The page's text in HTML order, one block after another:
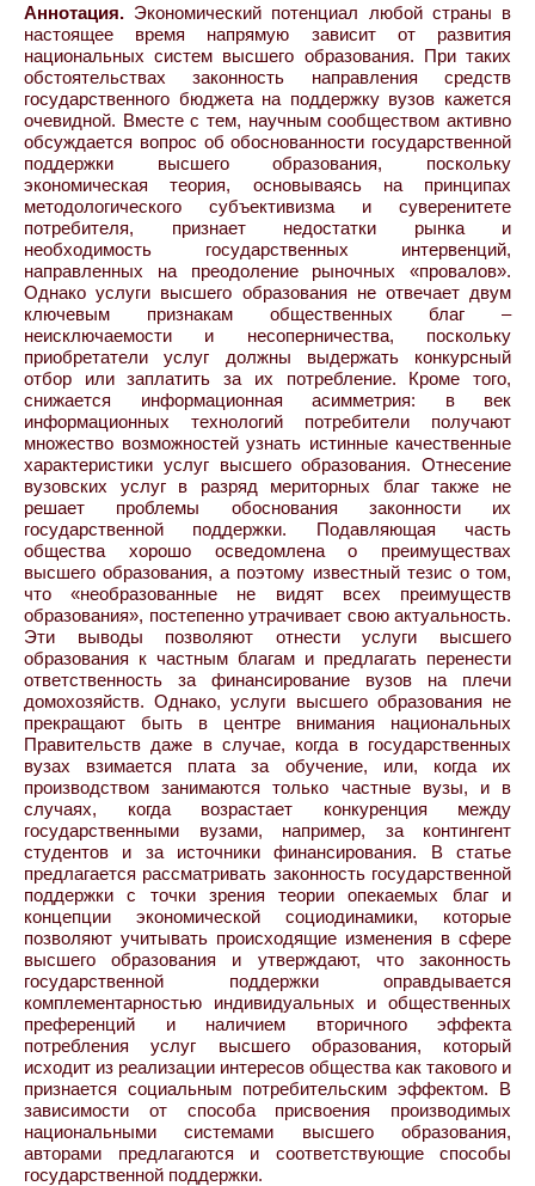
Аннотация. Экономический потенциал любой страны в
настоящее время напрямую зависит от развития
национальных систем высшего образования. При таких
обстоятельствах законность направления средств
государственного бюджета на поддержку вузов кажется
очевидной. Вместе с тем, научным сообществом активно
обсуждается вопрос об обоснованности государственной
поддержки высшего образования, поскольку
экономическая теория, основываясь на принципах
методологического субъективизма и суверенитете
потребителя, признает недостатки рынка и
необходимость государственных интервенций,
направленных на преодоление рыночных «провалов».
Однако услуги высшего образования не отвечает двум
ключевым признакам общественных благ –
неисключаемости и несоперничества, поскольку
приобретатели услуг должны выдержать конкурсный
отбор или заплатить за их потребление. Кроме того,
снижается информационная асимметрия: в век
информационных технологий потребители получают
множество возможностей узнать истинные качественные
характеристики услуг высшего образования. Отнесение
вузовских услуг в разряд мериторных благ также не
решает проблемы обоснования законности их
государственной поддержки. Подавляющая часть
общества хорошо осведомлена о преимуществах
высшего образования, а поэтому известный тезис о том,
что «необразованные не видят всех преимуществ
образования», постепенно утрачивает свою актуальность.
Эти выводы позволяют отнести услуги высшего
образования к частным благам и предлагать перенести
ответственность за финансирование вузов на плечи
домохозяйств. Однако, услуги высшего образования не
прекращают быть в центре внимания национальных
Правительств даже в случае, когда в государственных
вузах взимается плата за обучение, или, когда их
производством занимаются только частные вузы, и в
случаях, когда возрастает конкуренция между
государственными вузами, например, за контингент
студентов и за источники финансирования. В статье
предлагается рассматривать законность государственной
поддержки с точки зрения теории опекаемых благ и
концепции экономической социодинамики, которые
позволяют учитывать происходящие изменения в сфере
высшего образования и утверждают, что законность
государственной поддержки оправдывается
комплементарностью индивидуальных и общественных
преференций и наличием вторичного эффекта
потребления услуг высшего образования, который
исходит из реализации интересов общества как такового и
признается социальным потребительским эффектом. В
зависимости от способа присвоения производимых
национальными системами высшего образования,
авторами предлагаются и соответствующие способы
государственной поддержки.